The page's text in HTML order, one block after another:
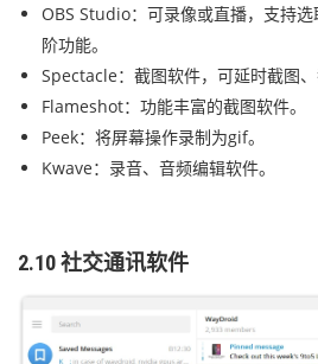
OBS Studio：可录像或直播，支持
阶功能。
Spectacle：截图软件，可延时截图、
Flameshot：功能丰富的截图软件。
Peek：将屏幕操作录制为gif。
Kwave：录音、音频编辑软件。
2.10 社交通讯软件